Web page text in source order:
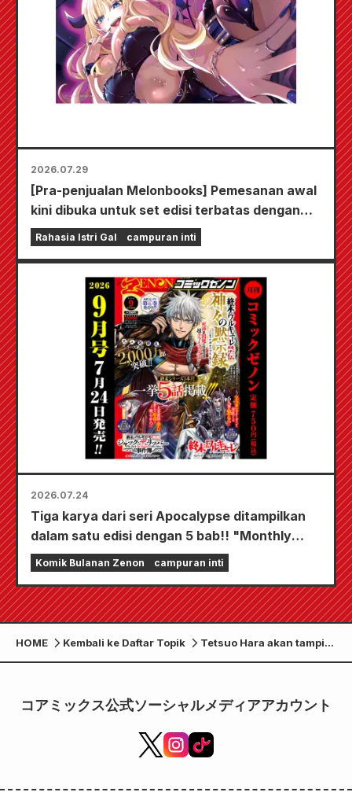
2026.07.29
[Pra-penjualan Melonbooks] Pemesanan awal
kini dibuka untuk set edisi terbatas dengan
playmat spesial yang menampilkan ilustrasi
Fuyuki Tojo yang sangat indah karya Kudou!
Bride" dijadwalkan rilis pada 20 Oktober!
Rahasia Istri Gal campuran inti
2026.07.24
Tiga karya dari seri Apocalypse ditampilkan
dalam satu edisi dengan 5 bab!! "Monthly
Comic Zenon edisi September 2026" akan
mulai dijual pada tanggal 24 Juli!!
Komik Bulanan Zenon campuran inti
HOME Kembali ke Daftar Topik
Tetsuo Hara akan tampil
di EXPO Arena di Osaka
コアミックス公式ソーシャルメディアアカウント